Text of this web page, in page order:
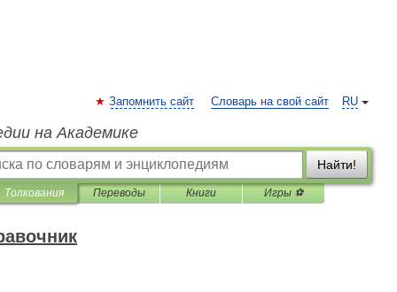
RU
Запомнить сайт Словарь на свой сайт
на Академике
Найти!
Толкования Переводы Книги Игры ⚽